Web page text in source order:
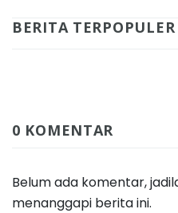
BERITA TERPOPULER
0 KOMENTAR
Belum ada komentar,
menanggapi berita ini.